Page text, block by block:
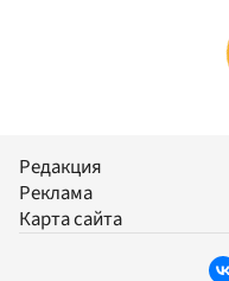
Редакция
Реклама
Карта сайта